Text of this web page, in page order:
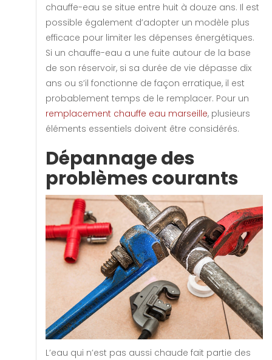
chauffe-eau se situe entre huit à douze ans. Il est
possible également d’adopter un modèle plus
efficace pour limiter les dépenses énergétiques.
Si un chauffe-eau a une fuite autour de la base
de son réservoir, si sa durée de vie dépasse dix
ans ou s’il fonctionne de façon erratique, il est
probablement temps de le remplacer. Pour un
remplacement chauffe eau marseille, plusieurs
éléments essentiels doivent être considérés.
Dépannage des
problèmes courants
L’eau qui n’est pas aussi chaude fait partie des